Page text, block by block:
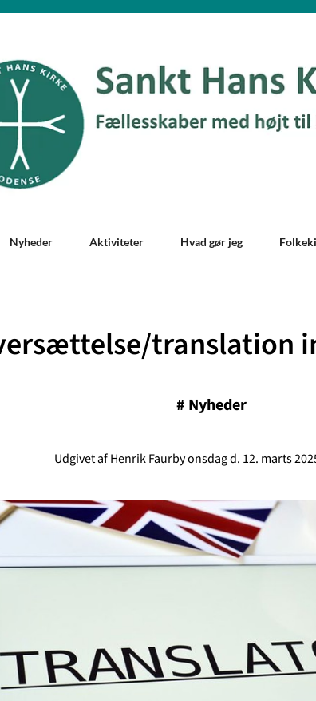
Nyheder Aktiviteter Hvad gør jeg
translation
# Nyheder
Udgivet af Henrik Faurby onsdag d. 12. marts